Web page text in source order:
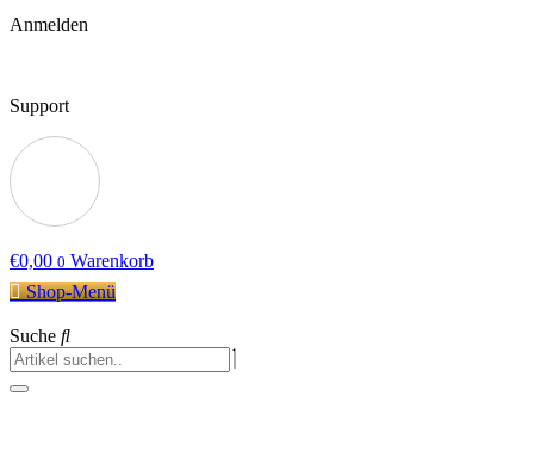
Anmelden
Support
€0,00 0 Warenkorb
Shop-Menü
Suche